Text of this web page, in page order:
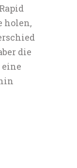
holen,
die